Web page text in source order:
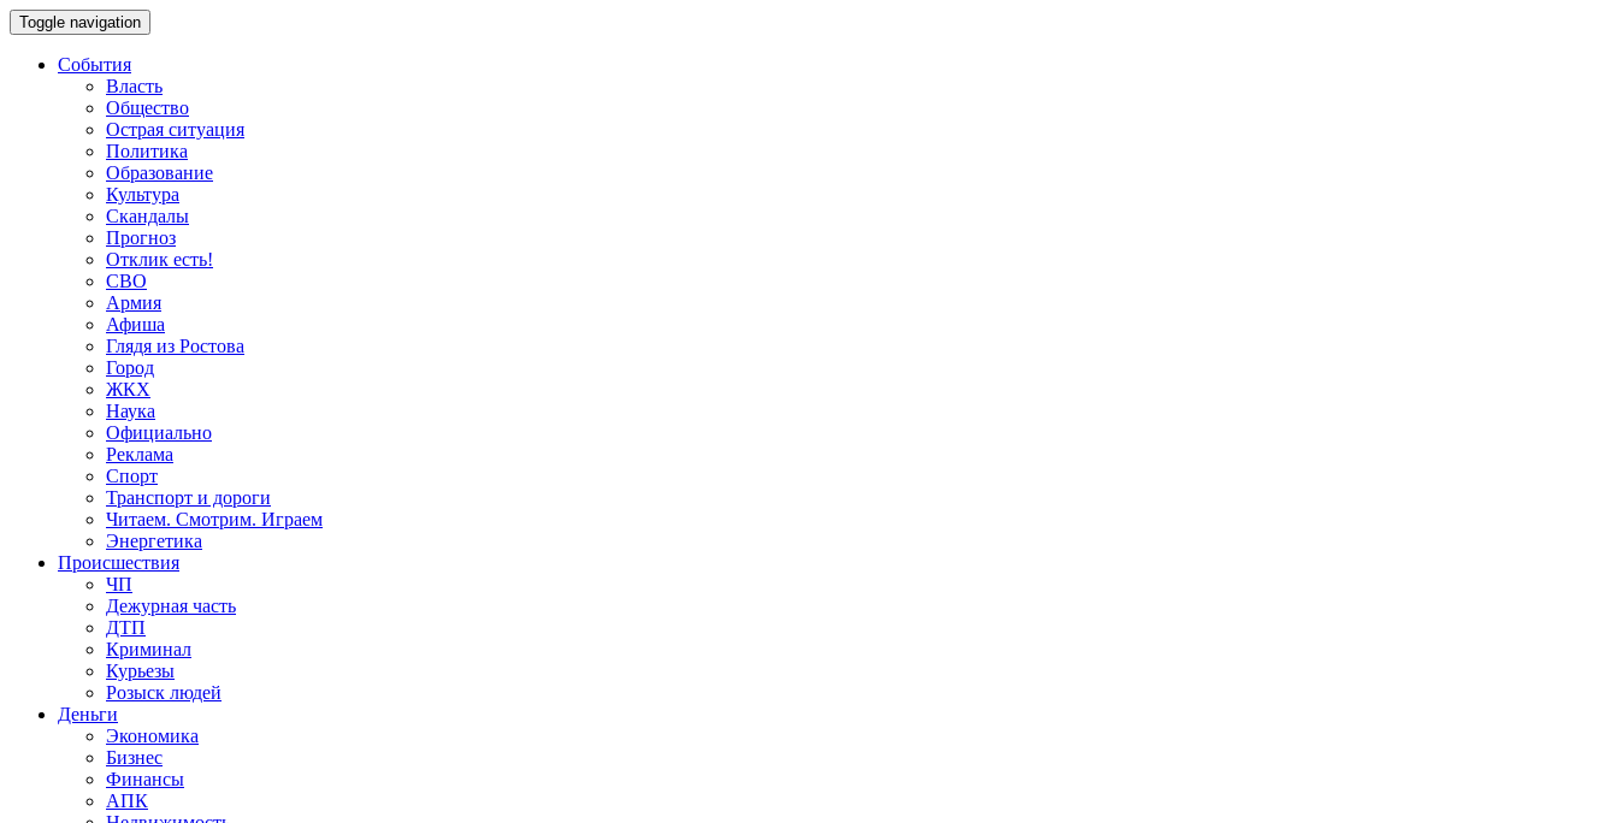
Toggle navigation
События
Власть
Общество
Острая ситуация
Политика
Образование
Культура
Скандалы
Прогноз
Отклик есть!
СВО
Армия
Афиша
Глядя из Ростова
Город
ЖКХ
Наука
Официально
Реклама
Спорт
Транспорт и дороги
Читаем. Смотрим. Играем
Энергетика
Происшествия
ЧП
Дежурная часть
ДТП
Криминал
Курьезы
Розыск людей
Деньги
Экономика
Бизнес
Финансы
АПК